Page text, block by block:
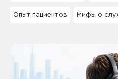
Опыт пациентов Мифы о